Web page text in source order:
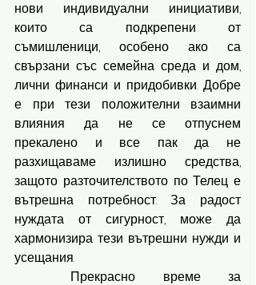
нови индивидуални инициативи,
които са подкрепени от
съмишленици, особено ако са
свързани със семейна среда и дом,
лични финанси и придобивки. Добре
е при тези положителни взаимни
влияния да не се отпуснем
прекалено и все пак да не
разхищаваме излишно средства,
защото разточителството по Телец е
вътрешна потребност. За радост
нуждата от сигурност, може да
хармонизира тези вътрешни нужди и
усещания.